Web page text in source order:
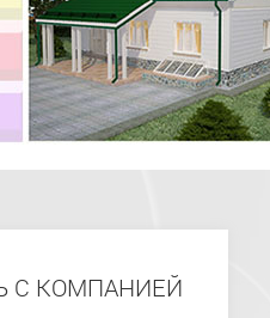
С КОМПАНИЕЙ